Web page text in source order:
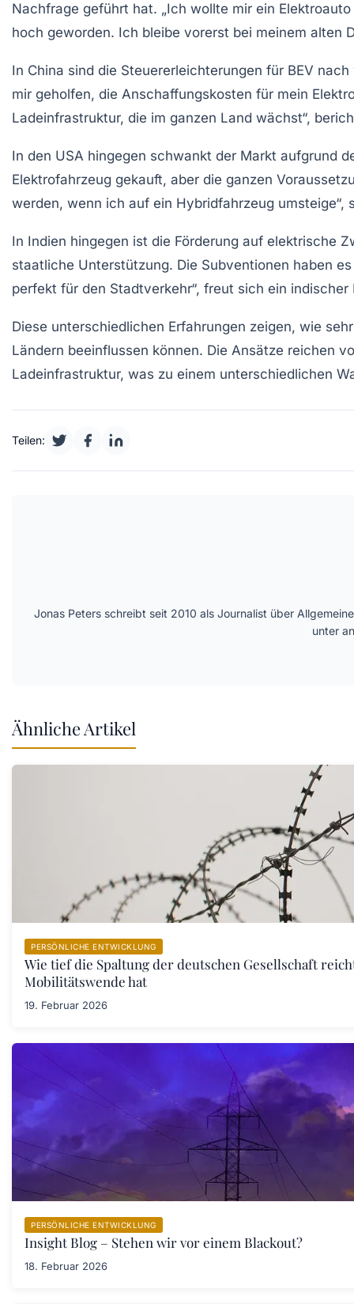
Nachfrage geführt hat. „Ich wollte mir ein
hoch geworden. Ich bleibe vorerst bei meinem alten
In China sind die Steuererleichterungen für BEV
mir geholfen, die Anschaffungskosten für mein
Ladeinfrastruktur, die im ganzen Land wächst“,
In den USA hingegen schwankt der Markt aufgrund
Elektrofahrzeug gekauft, aber die ganzen
werden, wenn ich auf ein Hybridfahrzeug umsteige“,
In Indien hingegen ist die Förderung auf elektrische
staatliche Unterstützung. Die Subventionen haben
perfekt für den Stadtverkehr“, freut sich ein indischer
Diese unterschiedlichen Erfahrungen zeigen, wie
Ländern beeinflussen können. Die Ansätze reichen
Ladeinfrastruktur, was zu einem unterschiedlichen
Teilen:
Jonas Peters schreibt seit 2010 als Journalist über
unter
Ähnliche Artikel
PERSÖNLICHE ENTWICKLUNG
Wie tief die Spaltung der deutschen Gesellschaft
Mobilitätswende hat
19. Februar 2026
PERSÖNLICHE ENTWICKLUNG
Insight Blog – Stehen wir vor einem Blackout?
18. Februar 2026